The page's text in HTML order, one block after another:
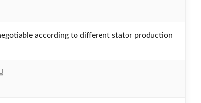
according to different stator production